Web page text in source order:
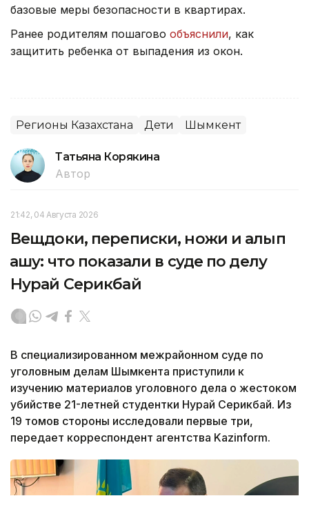
базовые меры безопасности в квартирах.
Ранее родителям пошагово объяснили, как
защитить ребенка от выпадения из окон.
Регионы Казахстана Дети Шымкент
Татьяна Корякина
Автор
21:42, 04 Августа 2026
Вещдоки, переписки, ножи и алып
қашу: что показали в суде по делу
Нурай Серикбай
В специализированном межрайонном суде по
уголовным делам Шымкента приступили к
изучению материалов уголовного дела о жестоком
убийстве 21-летней студентки Нурай Серикбай. Из
19 томов стороны исследовали первые три,
передает корреспондент агентства Kazinform.